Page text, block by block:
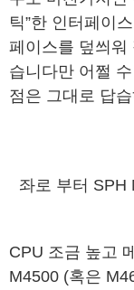
틱”한 인터페이
페이스를 덮씌워
습니다만 어쩔
점은 그대로 답
좌로 부터 SPH
CPU 조금 높고
M4500 (혹은